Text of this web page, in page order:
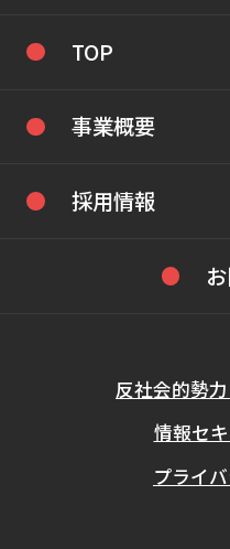
TOP
事業概要
採用情報
反社会的勢
情報セ
プライ